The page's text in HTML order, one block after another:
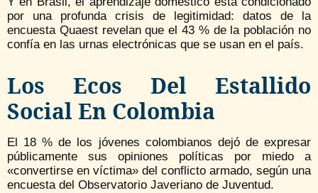
por una profunda crisis de legitimidad: datos de la
encuesta Quaest revelan que el 43 % de la población no
confía en las urnas electrónicas que se usan en el país.
Los Ecos Del Estallido
Social En Colombia
El 18 % de los jóvenes colombianos dejó de expresar
públicamente sus opiniones políticas por miedo a
«convertirse en víctima» del conflicto armado, según una
encuesta del Observatorio Javeriano de Juventud.